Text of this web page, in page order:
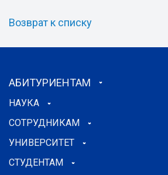
Возврат к списку
АБИТУРИЕНТАМ
НАУКА
СОТРУДНИКАМ
УНИВЕРСИТЕТ
СТУДЕНТАМ